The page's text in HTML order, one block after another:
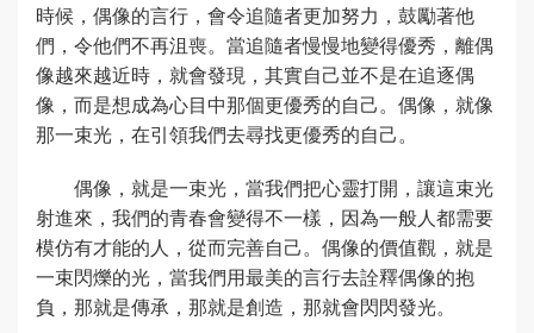
時候，偶像的言行，會令追隨者更加努力，鼓勵著他
們，令他們不再沮喪。當追隨者慢慢地變得優秀，離偶
像越來越近時，就會發現，其實自己並不是在追逐偶
像，而是想成為心目中那個更優秀的自己。偶像，就像
那一束光，在引領我們去尋找更優秀的自己。
偶像，就是一束光，當我們把心靈打開，讓這束光
射進來，我們的青春會變得不一樣，因為一般人都需要
模仿有才能的人，從而完善自己。偶像的價值觀，就是
一束閃爍的光，當我們用最美的言行去詮釋偶像的抱
負，那就是傳承，那就是創造，那就會閃閃發光。